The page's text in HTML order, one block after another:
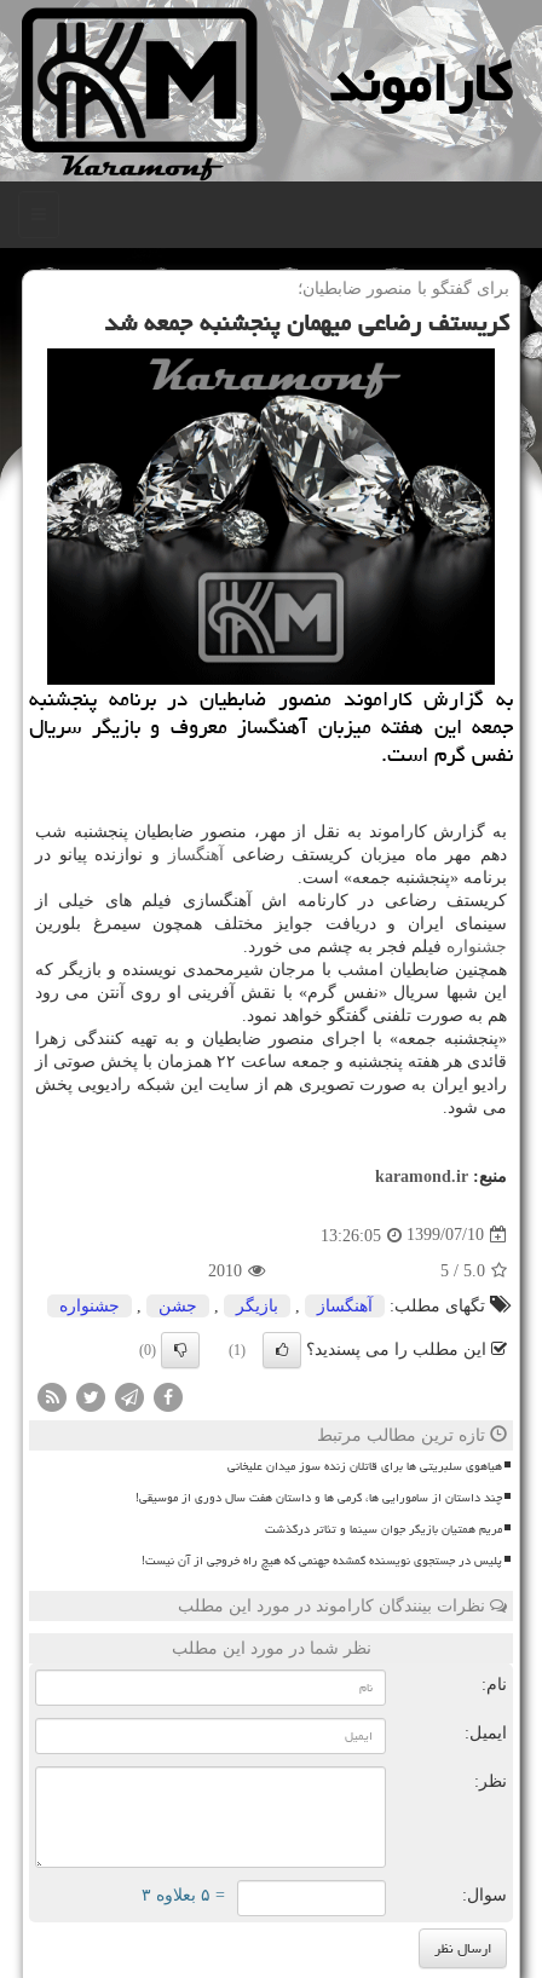
كاراموند
برای گفتگو با منصور ضابطیان؛
كریستف رضاعی میهمان پنجشنبه جمعه شد
به گزارش كاراموند منصور ضابطیان در برنامه پنجشنبه
جمعه این هفته میزبان آهنگساز معروف و بازیگر سریال
نفس گرم است.
به گزارش کاراموند به نقل از مهر، منصور ضابطیان پنجشنبه شب
دهم مهر ماه میزبان کریستف رضاعی آهنگساز
و نوازنده پیانو در
برنامه «پنجشنبه جمعه» است.
کریستف رضاعی در کارنامه اش آهنگسازی فیلم های خیلی از
سینمای ایران و دریافت جوایز مختلف همچون سیمرغ بلورین
جشنواره فیلم فجر به چشم می خورد.
همچنین ضابطیان امشب با مرجان شیرمحمدی نویسنده و بازیگر که
این شبها سریال «نفس گرم» با نقش آفرینی او روی آنتن می رود
هم به صورت تلفنی گفتگو خواهد نمود.
«پنجشنبه جمعه» با اجرای منصور ضابطیان و به تهیه کنندگی زهرا
قائدی هر هفته پنجشنبه و جمعه ساعت ۲۲ همزمان با پخش صوتی از
رادیو ایران به صورت تصویری هم از سایت این شبکه رادیویی پخش
می شود.
منبع: karamond.ir
1399/07/10
13:26:05
5.0
/ 5
2010
تگهای مطلب:
آهنگساز بازیگر جشن جشنواره
این مطلب را می پسندید؟ (1)
(0)
تازه ترین مطالب مرتبط
هیاهوی سلبریتی ها برای قاتلان زنده سوز میدان علیخانی
چند داستان از سامورایی ها، گرمی ها و داستان هفت سال دوری از موسیقی!
مریم همتیان بازیگر جوان سینما و تئاتر درگذشت
پلیس در جستجوی نویسنده گمشده جهنمی که هیچ راه خروجی از آن نیست!
نظرات بینندگان کاراموند در مورد این مطلب
نظر شما در مورد این مطلب
نام:
ایمیل:
نظر:
سوال: = ۵ بعلاوه ۳